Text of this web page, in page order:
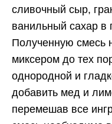
сливочный сыр,
ванильный сахар в
Полученную смесь
миксером до тех
однородной и
добавить мед и
перемешав все